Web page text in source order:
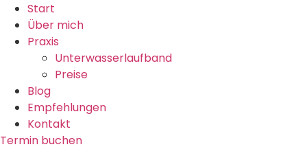
Start
Über mich
Praxis
Unterwasserlaufband
Preise
Blog
Empfehlungen
Kontakt
Termin buchen